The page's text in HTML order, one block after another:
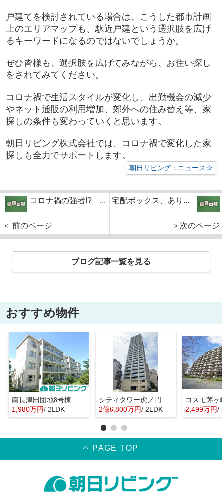
戸建てを検討されている場合は、こうした都市計画
上のエリアマップも、駅近戸建という選択肢を広げ
るキーワードになるのではないでしょうか。
ぜひ皆様も、選択肢を広げてみながら、お住い探し
をされてみてください。
コロナ禍で生活スタイルが変化し、出勤機会の減少
やネット通販の利用増加、郊外への住み替え等、家
探しの条件も変わっていくと思います。
朝日リビング株式会社では、コロナ禍で変化した家
探しも全力でサポートします。
朝日リビング：ニュース☆
コロナ禍の強者!? ...
＜ 前のページ
宅配ボックス、あり...
＞次のページ
ブログ記事一覧を見る
おすすめ物件
南長津田団地8号棟
1,980万円/ 2LDK
シティタワー虎ノ門
2億6,800万円/ 2LDK
コスモ茅
2,499万円/
PAGE TOP